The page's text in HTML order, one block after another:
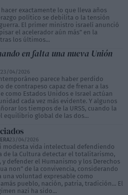
exactamente lo que lleva años
político se debilita o la tensión
El primer ministro israelí anunció
el acelerador aún más” en la
los últimos...
en falta una nueva Unión
23/04/2026
parece haber perdido
de contrapeso capaz de frenar a las
como Estados Unidos e Israel actúan
cada vez más evidente. Y algunos
los tiempos de la URSS, cuando la
equilibrio global de las dos...
23/04/2026
modesta vida intelectual defendiendo
de la Cultura detectar el totalitarismo,
defender el Humanismo y los Derechos
non” de la convivencia, considerando
una voluntad expresable como
pueblo, nación, patria, tradición... El
nazi ha sido...